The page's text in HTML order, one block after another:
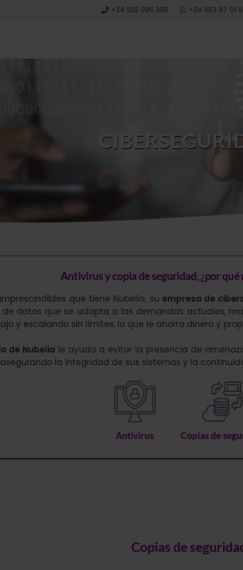
+34 922 096 398 +34 663 87 51
Antivirus y copia de seguridad, ¿por
que tiene Nubelia, su empresa de
datos que se adapta a las demandas actuales,
y escalando sin límites, lo que le ahorra dinero y
de Nubelia le ayuda a evitar la presencia de
la integridad de sus sistemas y la
Antivirus Copias de
Copias de